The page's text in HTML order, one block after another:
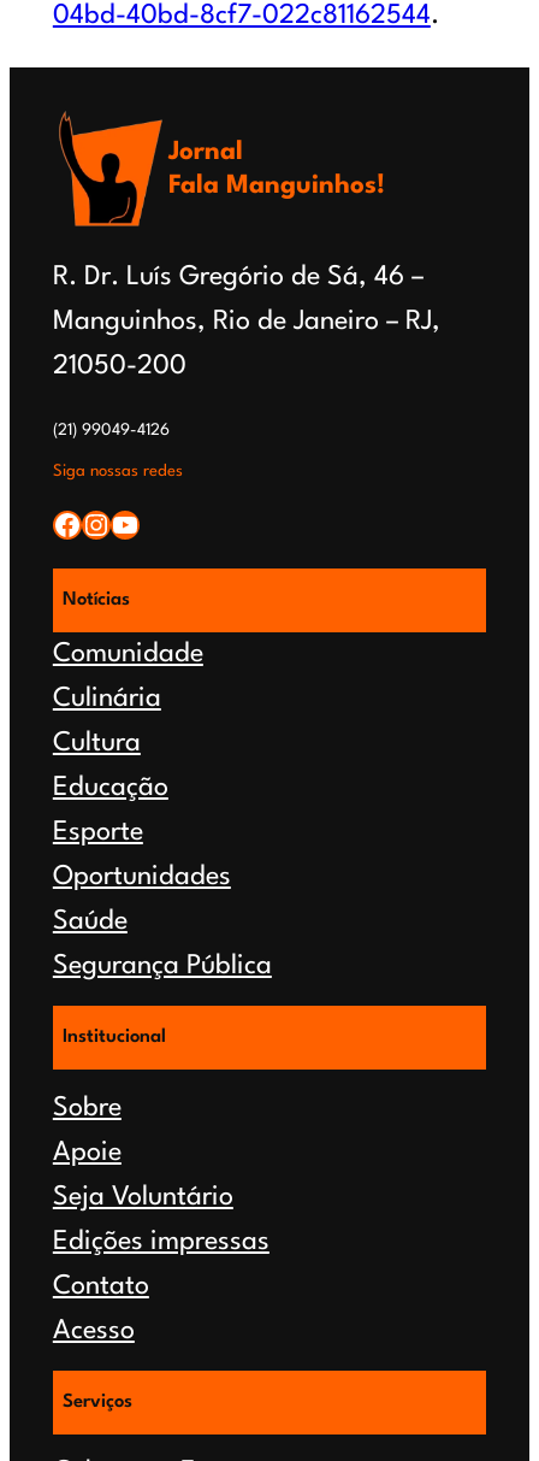
04bd-40bd-8cf7-022c81162544.
Jornal
Fala Manguinhos!
R. Dr. Luís Gregório de Sá, 46 –
Manguinhos, Rio de Janeiro – RJ,
21050-200
(21) 99049-4126
Siga nossas redes
Facebook Instagram YouTube
Notícias
Comunidade
Culinária
Cultura
Educação
Esporte
Oportunidades
Saúde
Segurança Pública
Institucional
Sobre
Apoie
Seja Voluntário
Edições impressas
Contato
Acesso
Serviços